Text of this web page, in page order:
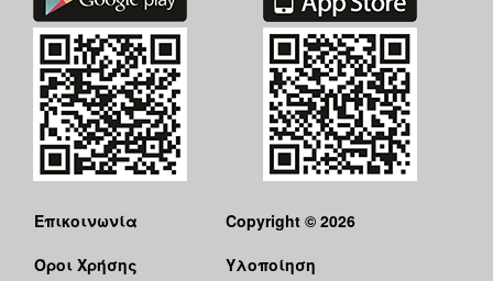
Επικοινωνία
Όροι Χρήσης
Copyright © 2026
Υλοποίηση